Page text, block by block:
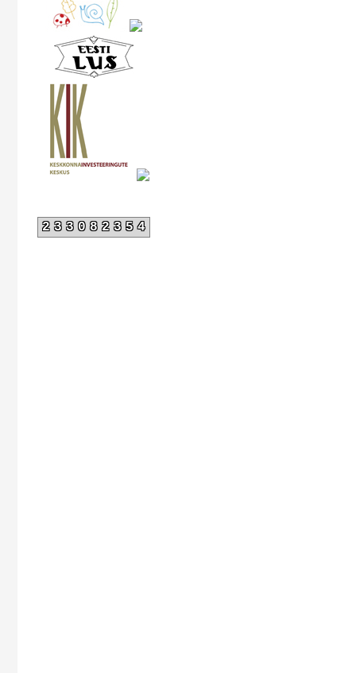
233082354